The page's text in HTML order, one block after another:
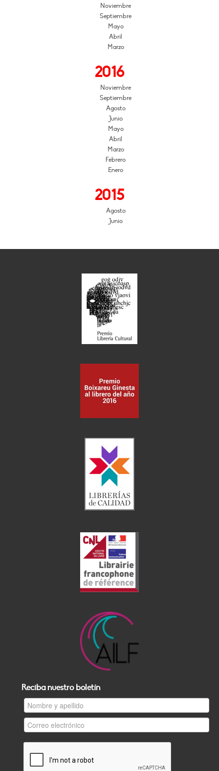
Noviembre
Septiembre
Mayo
Abril
Marzo
2016
Noviembre
Septiembre
Agosto
Junio
Mayo
Abril
Marzo
Febrero
Enero
2015
Agosto
Junio
Reciba nuestro boletín